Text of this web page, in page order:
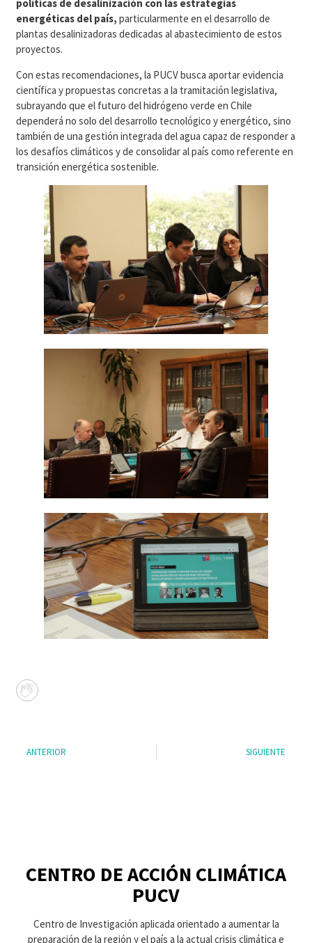
políticas de desalinización con las estrategias
energéticas del país, particularmente en el desarrollo de
plantas desalinizadoras dedicadas al abastecimiento de estos
proyectos.
Con estas recomendaciones, la PUCV busca aportar evidencia
científica y propuestas concretas a la tramitación legislativa,
subrayando que el futuro del hidrógeno verde en Chile
dependerá no solo del desarrollo tecnológico y energético, sino
también de una gestión integrada del agua capaz de responder a
los desafíos climáticos y de consolidar al país como referente en
transición energética sostenible.
ANTERIOR SIGUIENTE
CENTRO DE ACCIÓN CLIMÁTICA
PUCV
Centro de Investigación aplicada orientado a aumentar la
preparación de la región y el país a la actual crisis climática e